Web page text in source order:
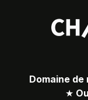
Domaine
★